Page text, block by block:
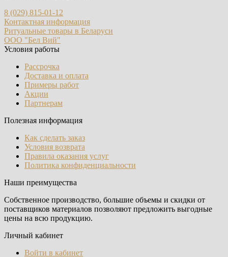
8 (029) 815-01-12
Контактная информация
Ритуальные товары в Беларуси
ООО "Бел Вий"
Условия работы
Рассрочка
Доставка и оплата
Примеры работ
Акции
Партнерам
Полезная информация
Как сделать заказ
Условия возврата
Правила оказания услуг
Политика конфиденциальности
Наши преимущества
Собственное производство, большие объемы и скидки от
поставщиков материалов позволяют предложить выгодные
цены на всю продукцию.
Личный кабинет
Войти в кабинет